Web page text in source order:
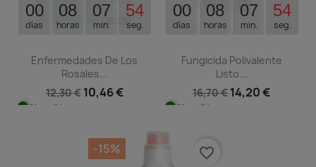
00
días
08
horas
07
min.
53
seg.
Enfermedades De Los
Rosales...
12,30 € 10,46 €
Disponible
00
días
08
horas
07
min.
53
seg.
Fungicida Polivalente
Listo...
16,70 €14,20 €
Disponible
-15% favorite_border